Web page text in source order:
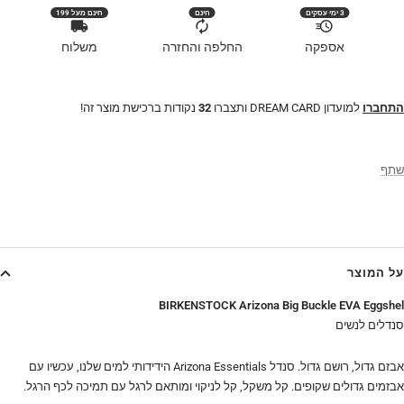
3 ימי עסקים
אספקה
חינם
החלפה והחזרה
חינם מעל 199
משלוח
התחברו למועדון DREAM CARD ותצברו 32 נקודות ברכישת מוצר זה!
שתף
על המוצר
BIRKENSTOCK Arizona Big Buckle EVA Eggshel
סנדלים לנשים
אבזם גדול, רושם גדול. סנדל Arizona Essentials הידידותי למים שלנו, עכשיו עם
אבזמים גדולים שקופים. קל משקל, קל לניקוי ומותאם לרגל עם תמיכה לכף הרגל.